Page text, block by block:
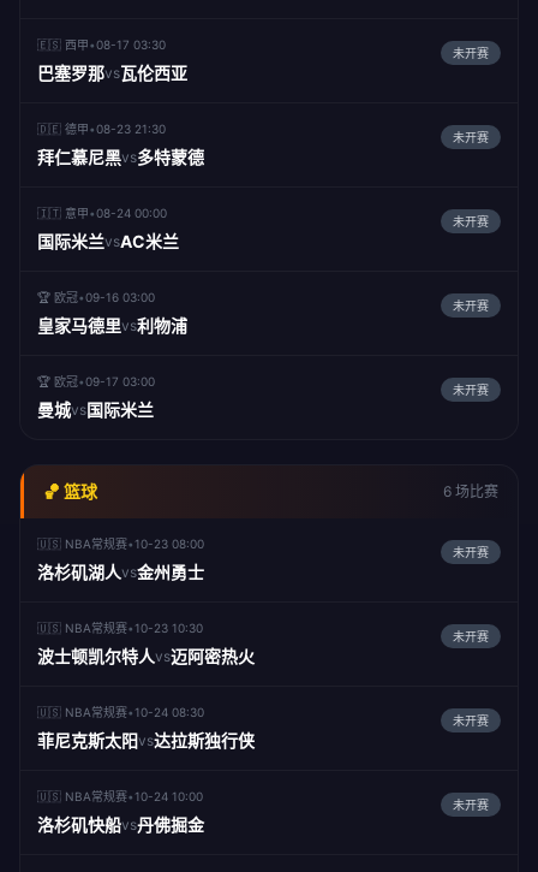
🇪🇸 西甲•08-17 03:30
巴塞罗那vs瓦伦西亚
未开赛
🇩🇪 德甲•08-23 21:30
拜仁慕尼黑vs多特蒙德
未开赛
🇮🇹 意甲•08-24 00:00
国际米兰vsAC米兰
未开赛
🏆 欧冠•09-16 03:00
皇家马德里vs利物浦
未开赛
🏆 欧冠•09-17 03:00
曼城vs国际米兰
未开赛
🏀 篮球 6 场比赛
🇺🇸 NBA常规赛•10-23 08:00
洛杉矶湖人vs金州勇士
未开赛
🇺🇸 NBA常规赛•10-23 10:30
波士顿凯尔特人vs迈阿密热火
未开赛
🇺🇸 NBA常规赛•10-24 08:30
菲尼克斯太阳vs达拉斯独行侠
未开赛
🇺🇸 NBA常规赛•10-24 10:00
洛杉矶快船vs丹佛掘金
未开赛